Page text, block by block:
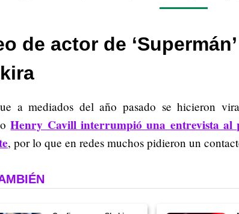
de actor de
a mediados del año pasado se hicieron
Henry Cavill interrumpió una entrevista al
, por lo que en redes muchos pidieron un